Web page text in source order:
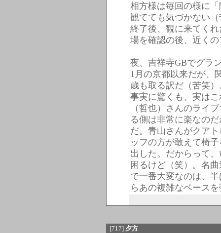
相方様は毎回の様に
観てても気づかない
終了後、観に来てく
場を確認の後、近く
夜、吉祥寺GBでグラ
1月の京都以来だが、
歳も取る訳だ（苦笑
事実に驚くも、実は
（哲也）さんのライ
る側は非常に楽なの
だ。青山さんがクア
ッフの方が敢えて椅
出した。だからって
困るけど（笑）。名
で一番大変なのは、
らあの複雑なベース
[717] 夕方